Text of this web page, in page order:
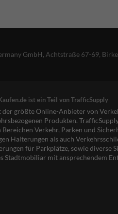
GmbH, Achtstraße 67-69,
ist ein Teil von TrafficSupply
der größte Online-Anbieter von
Produkten.
Verkehr, Parken und
Halterungen als auch
für Parkplätze, sowie diverse
Stadtmobiliar mit ansprechendem